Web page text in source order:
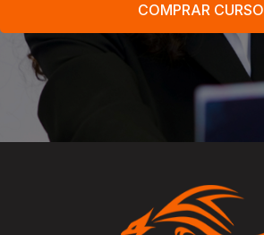
COMPRAR CURSO